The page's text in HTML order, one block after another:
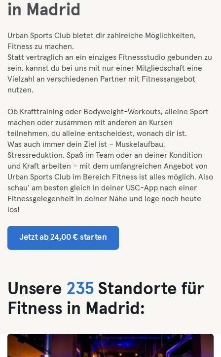
in Madrid
Urban Sports Club bietet dir zahlreiche Möglichkeiten,
Fitness zu machen.
Statt vertraglich an ein einziges Fitnessstudio gebunden zu
sein, kannst du bei uns mit nur einer Mitgliedschaft eine
Vielzahl an verschiedenen Partner mit Fitnessangebot
nutzen.
Ob Krafttraining oder Bodyweight-Workouts, alleine Sport
machen oder zusammen mit anderen an Kursen
teilnehmen, du alleine entscheidest, wonach dir ist.
Was auch immer dein Ziel ist – Muskelaufbau,
Stressreduktion, Spaß im Team oder an deiner Kondition
und Kraft arbeiten – mit dem umfangreichen Angebot von
Urban Sports Club im Bereich Fitness ist alles möglich. Also
schau’ am besten gleich in deiner USC-App nach einer
Fitnessgelegenheit in deiner Nähe und lege noch heute
los!
Jetzt ab 24,00 € starten
Unsere 235 Standorte für
Fitness in Madrid: